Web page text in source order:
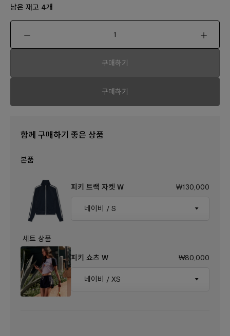
남은 재고 4개
구매하기
구매하기
피키 트랙 자켓 W ₩130,000
피키 쇼츠 W ₩80,000